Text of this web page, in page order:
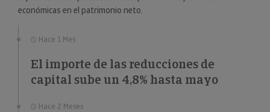
económicas en el patrimonio neto.
Hace 1 Mes
El importe de las reducciones de
capital sube un 4,8% hasta mayo
Hace 2 Meses